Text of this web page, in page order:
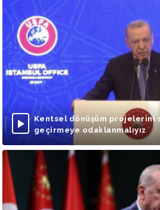
Kentsel dönüşüm projelerini
geçirmeye odaklanmalıyız